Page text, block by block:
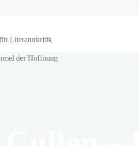
Literaturkritik